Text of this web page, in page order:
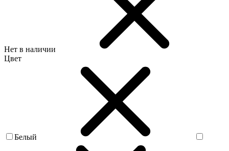
Нет в наличии
Цвет
Белый